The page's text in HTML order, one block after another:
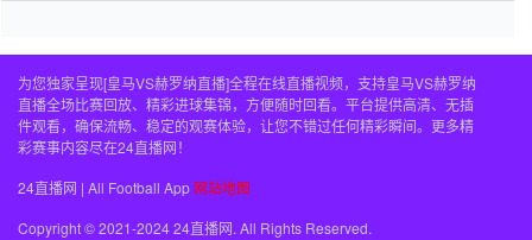
为您独家呈现[皇马VS赫罗纳直播]全程在线直播视频，支持皇马VS赫罗纳
直播全场比赛回放、精彩进球集锦，方便随时回看。平台提供高清、无插
件观看，确保流畅、稳定的观赛体验，让您不错过任何精彩瞬间。更多精
彩赛事内容尽在24直播网！
24直播网 | All Football App 网站地图
Copyright © 2021-2024 24直播网. All Rights Reserved.